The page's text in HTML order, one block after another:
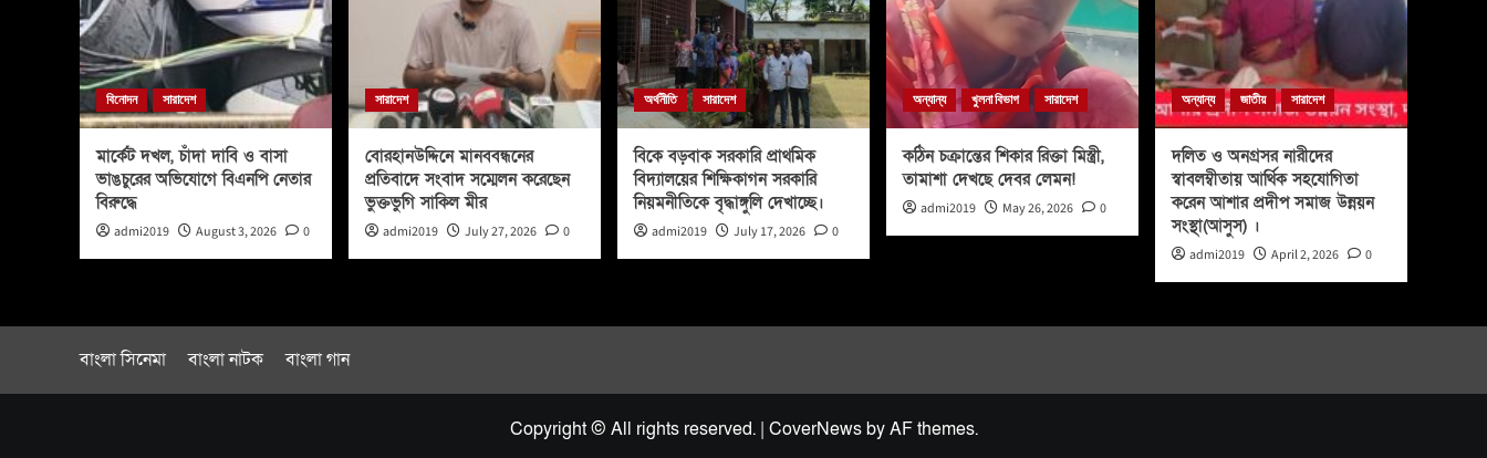
বিনোদন সারাদেশ
মার্কেট দখল, চাঁদা দাবি ও বাসা
ভাঙচুরের অভিযোগে বিএনপি নেতার
বিরুদ্ধে
admi2019 August 3, 2026 0
সারাদেশ
বোরহানউদ্দিনে মানববন্ধনের
প্রতিবাদে সংবাদ সম্মেলন করেছেন
ভুক্তভুগি সাকিল মীর
admi2019 July 27, 2026 0
অর্থনীতি সারাদেশ
বিকে বড়বাক সরকারি প্রাথমিক
বিদ্যালয়ের শিক্ষিকাগন সরকারি
নিয়মনীতিকে বৃদ্ধাঙ্গুলি দেখাচ্ছে।
admi2019 July 17, 2026 0
অন্যান্য খুলনা বিভাগ সারাদেশ
কঠিন চক্রান্তের শিকার রিক্তা মিস্ত্রী,
তামাশা দেখছে দেবর লেমন!
admi2019 May 26, 2026 0
অন্যান্য জাতীয় সারাদেশ
দলিত ও অনগ্রসর নারীদের
স্বাবলম্বীতায় আর্থিক সহযোগিতা
করেন আশার প্রদীপ সমাজ উন্নয়ন
সংস্থা(আসুস) ।
admi2019 April 2, 2026 0
বাংলা সিনেমা বাংলা নাটক বাংলা গান
Copyright © All rights reserved. | CoverNewsby AF themes.